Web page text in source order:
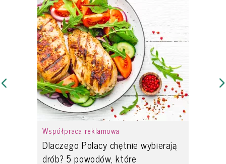
Współpraca reklamowa
Dlaczego Polacy chętnie wybierają
drób? 5 powodów, które